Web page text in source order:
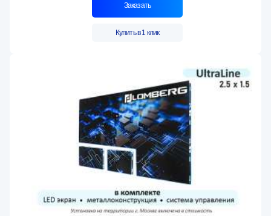
Заказать
Купить в 1 клик